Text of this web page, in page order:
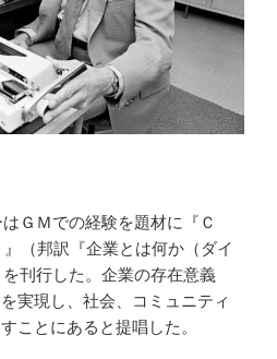
ＧＭでの経験を題材に『Ｃ
（邦訳『企業とは何か（ダイ
刊行した。企業の存在意義
実現し、社会、コミュニティ
ことにあると提唱した。